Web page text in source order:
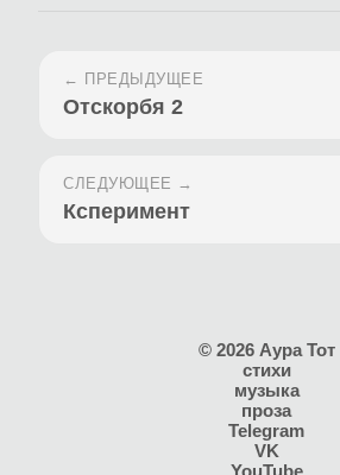
← ПРЕДЫДУЩЕЕ
Отскорбя 2
СЛЕДУЮЩЕЕ →
Ксперимент
© 2026 Аура Тот
стихи
музыка
проза
Telegram
VK
YouTube